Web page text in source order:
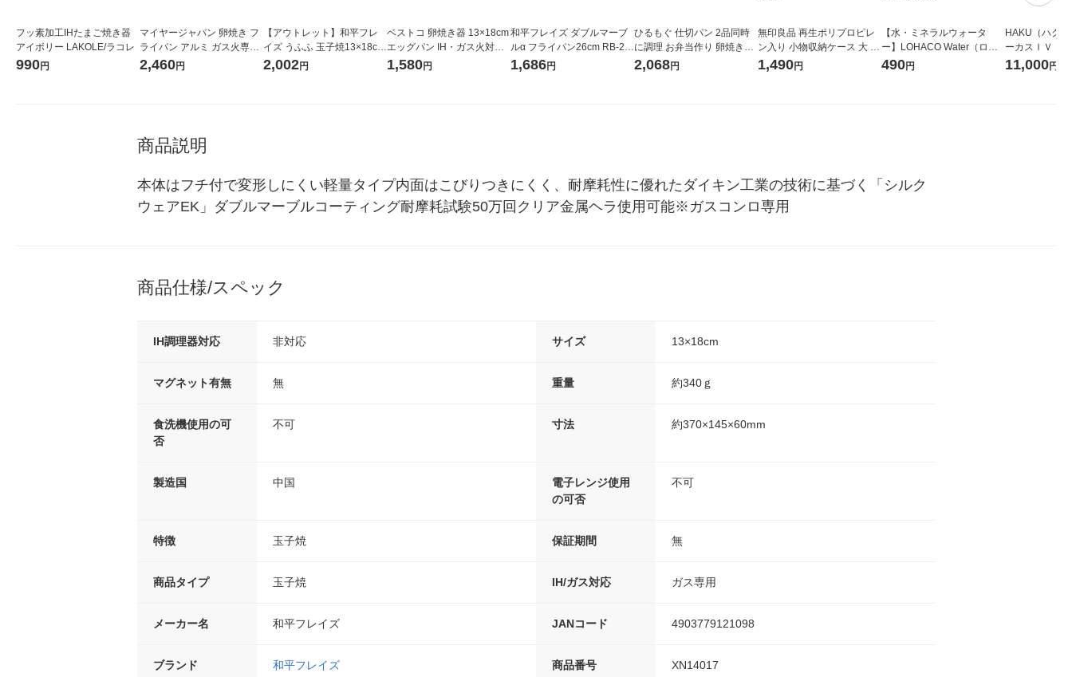
フッ素加工IHたまご焼き器
アイボリー LAKOLE/ラコレ
990円
マイヤージャパン 卵焼き フ
ライパン アルミ ガス火専用
ブラック FE2-EM 1個
2,460円
【アウトレット】和平フレ
イズ うふふ 玉子焼13×18cm
RB-1847 1個
2,002円
ベストコ 卵焼き器 13×18cm
エッグパン IH・ガス火対応
セラミック 軽量 カスタード
1,580円
和平フレイズ ダブルマーブ
ルα フライパン26cm RB-21
04 1個
1,686円
ひるもぐ 仕切パン 2品同時
に調理 お弁当作り 卵焼き器
33.9×19.8×6.5cm IH対応 1
2,068円
無印良品 再生ポリプロピレ
ン入り 小物収納ケース 大 ホ
ワイトグレー 約幅２６×奥行
1,490円
【水・ミネラルウォータ
ー】LOHACO Water（ロハ
コウォーター）2L ラベルレ
490円
HAKU（ハク
ーカスＩＶ
堂 おまけ付き
11,000円
商品説明
本体はフチ付で変形しにくい軽量タイプ内面はこびりつきにくく、耐摩耗性に優れたダイキン工業の技術に基づく「シルク
ウェアEK」ダブルマーブルコーティング耐摩耗試験50万回クリア金属ヘラ使用可能※ガスコンロ専用
商品仕様/スペック
IH調理器対応 非対応 サイズ 13×18cm
マグネット有無 無 重量 約340ｇ
食洗機使用の可
否
不可 寸法 約370×145×60mm
製造国 中国
電子レンジ使用
の可否
不可
特徴 玉子焼 保証期間 無
商品タイプ 玉子焼 IH/ガス対応 ガス専用
メーカー名 和平フレイズ JANコード 4903779121098
ブランド 和平フレイズ 商品番号 XN14017